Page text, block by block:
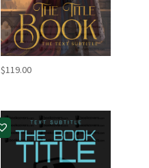
$119.00